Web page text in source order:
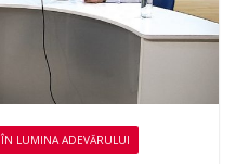
ÎN LUMINA ADEVĂRULUI